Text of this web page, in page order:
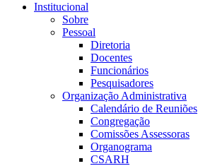
Institucional
Sobre
Pessoal
Diretoria
Docentes
Funcionários
Pesquisadores
Organização Administrativa
Calendário de Reuniões
Congregação
Comissões Assessoras
Organograma
CSARH